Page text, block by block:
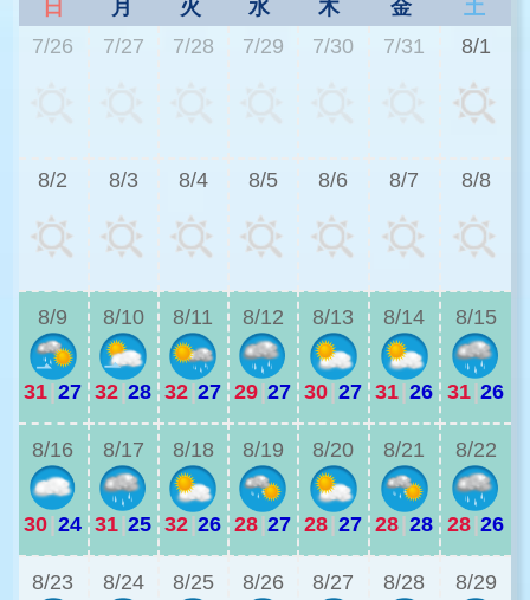
日 月 火 水 木 金
土
7/26
7/27 7/28 7/29 7/30 7/31 8/1
8/2 8/3 8/4 8/5 8/6 8/7 8/8
8/9
31 27
8/10
32 28
8/11
32 27
8/12
29 27
8/13
30 27
8/14
31 26
8/15
31 26
8/16
30 24
8/17
31 25
8/18
32 26
8/19
28 27
8/20
28 27
8/21
28 28
8/22
28 26
8/23 8/24 8/25 8/26 8/27 8/28 8/29